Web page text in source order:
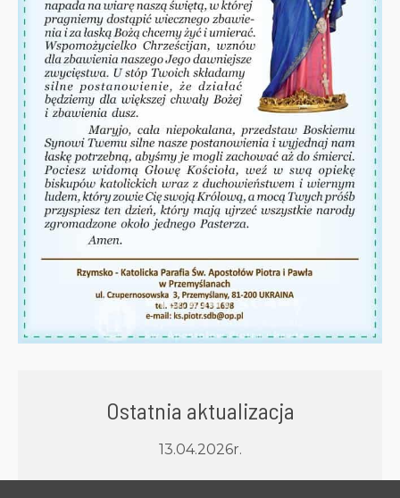
Ostatnia aktualizacja
13.04.2026r.